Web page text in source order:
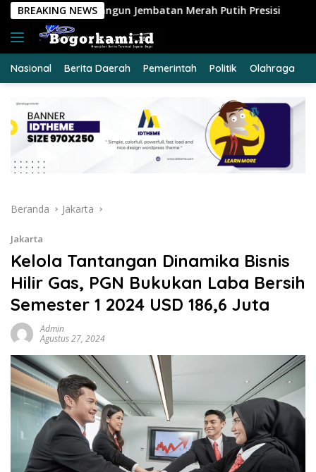
Langsung
konten
BREAKING NEWS
Merah Putih Presisi Apel Siaga Karhutla
Nasional Berita Daerah Pemerintah Politik Olahraga
Beranda Jakarta
Jakarta
Kelola Tantangan Dinamika Bisnis
Hilir Gas, PGN Bukukan Laba Bersih
Semester 1 2024 USD 186,6 Juta
Admin
Agustus 27, 2024